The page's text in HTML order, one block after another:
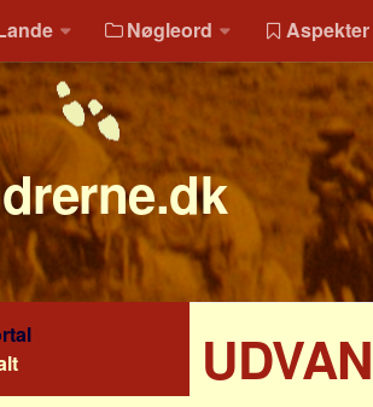
Nøgleord Aspekter